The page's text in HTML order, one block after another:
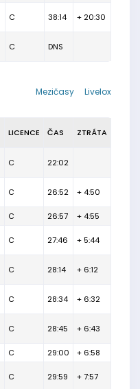
C 38:14 + 20:30
C DNS
Livelox
Mezičasy
LICENCE ČAS ZTRÁTA
C 22:02
C 26:52 + 4:50
C 26:57 + 4:55
C 27:46 + 5:44
C 28:14 + 6:12
C 28:34 + 6:32
C 28:45 + 6:43
C 29:00 + 6:58
C 29:59 + 7:57